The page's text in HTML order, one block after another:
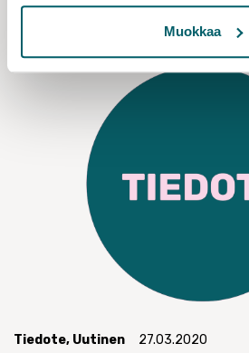
Muokkaa
Tiedote, Uutinen 27.03.2020